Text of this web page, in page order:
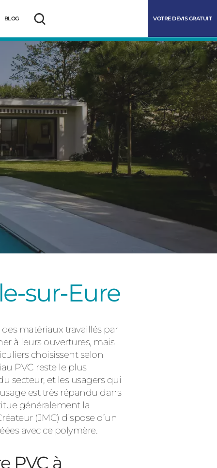
BLOG
Rechercher
VOTRE DEVIS GRATUIT
sur-Eure
matériaux travaillés par
à leurs ouvertures, mais
choisissent selon
PVC reste le plus
secteur, et les usagers qui
est très répandu dans
généralement la
(JMC) dispose d’un
avec ce polymère.
PVC à